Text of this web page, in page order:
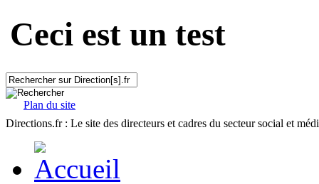
Ceci est un test
Plan du site
Directions.fr : Le site des directeurs et cadres du secteur social et